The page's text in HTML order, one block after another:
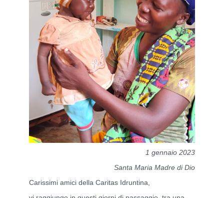
1 gennaio 2023
Santa Maria Madre di Dio
Carissimi amici della Caritas Idruntina,